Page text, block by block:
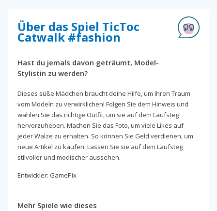
Über das Spiel TicToc
Catwalk #fashion
Hast du jemals davon geträumt, Model-
Stylistin zu werden?
Dieses süße Mädchen braucht deine Hilfe, um ihren Traum
vom Modeln zu verwirklichen! Folgen Sie dem Hinweis und
wählen Sie das richtige Outfit, um sie auf dem Laufsteg
hervorzuheben. Machen Sie das Foto, um viele Likes auf
jeder Walze zu erhalten. So können Sie Geld verdienen, um
neue Artikel zu kaufen. Lassen Sie sie auf dem Laufsteg
stilvoller und modischer aussehen.
Entwickler: GamePix
Mehr Spiele wie dieses